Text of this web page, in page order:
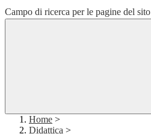
Campo di ricerca per le pagine del sito
Home >
Didattica >